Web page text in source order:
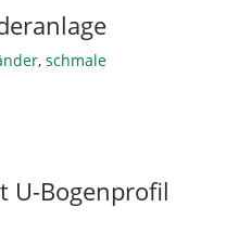
, schmale
U-Bogenprofil